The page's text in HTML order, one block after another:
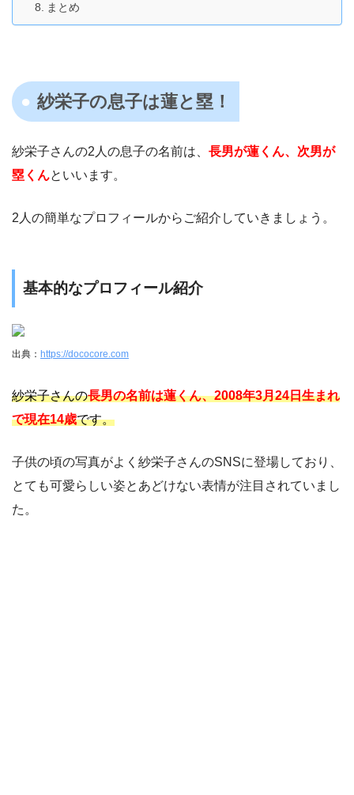
まとめ
紗栄子の息子は蓮と塁！
紗栄子さんの2人の息子の名前は、 長男が蓮くん、次男が
塁くんといいます。
2人の簡単なプロフィールからご紹介していきましょう。
基本的なプロフィール紹介
出典： https://dococore.com
紗栄子さんの長男の名前は蓮くん、2008年3月24日生まれ
で現在14歳です。
子供の頃の写真がよく紗栄子さんのSNSに登場しており、
とても可愛らしい姿とあどけない表情が注目されていまし
た。